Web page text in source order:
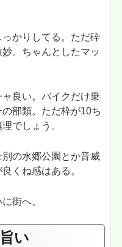
かりしてる。ただ砕
。ちゃんとしたマッ
良い。バイクだけ乗
部類。ただ枠が10ち
でしょう。
の水郷公園とか音威
くね感はある。
街へ。
い